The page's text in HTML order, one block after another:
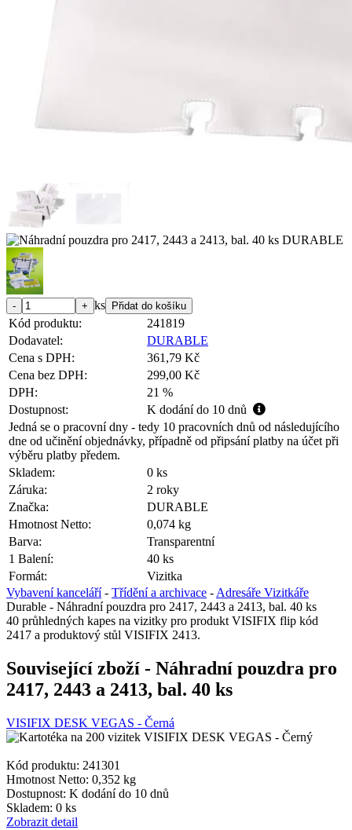
ks
Kód produktu:
241819
Dodavatel:
DURABLE
Cena s DPH:
361,79 Kč
Cena bez DPH:
299,00 Kč
DPH:
21 %
Dostupnost:
K dodání do 10 dnů
Jedná se o pracovní dny - tedy 10 pracovních dnů od následujícího
dne od učinění objednávky, případně od připsání platby na účet při
výběru platby předem.
Skladem:
0 ks
Záruka:
2 roky
Značka:
DURABLE
Hmotnost Netto:
0,074 kg
Barva:
Transparentní
1 Balení:
40 ks
Formát:
Vizitka
Vybavení kanceláří- Třídění a archivace - Adresáře Vizitkáře
Durable - Náhradní pouzdra pro 2417, 2443 a 2413, bal. 40 ks
40 průhledných kapes na vizitky pro produkt VISIFIX flip kód
2417 a produktový stůl VISIFIX 2413.
Související zboží - Náhradní pouzdra pro
2417, 2443 a 2413, bal. 40 ks
VISIFIX DESK VEGAS - Černá
Kód produktu: 241301
Hmotnost Netto: 0,352 kg
Dostupnost: K dodání do 10 dnů
Skladem: 0 ks
Zobrazit detail